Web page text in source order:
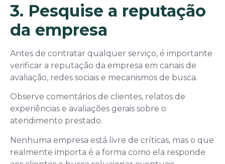
3. Pesquise a reputação
da empresa
Antes de contratar qualquer serviço, é importante
verificar a reputação da empresa em canais de
avaliação, redes sociais e mecanismos de busca.
Observe comentários de clientes, relatos de
experiências e avaliações gerais sobre o
atendimento prestado.
Nenhuma empresa está livre de críticas, mas o que
realmente importa é a forma como ela responde